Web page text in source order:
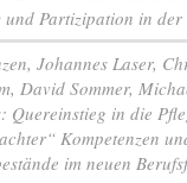
und Partizipation in der
Johannes Laser,
David Sommer,
Quereinstieg in die
Kompetenzen
im neuen